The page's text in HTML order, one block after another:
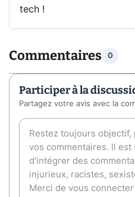
tech !
Commentaires 0
Participer à la
Partagez votre avis avec la